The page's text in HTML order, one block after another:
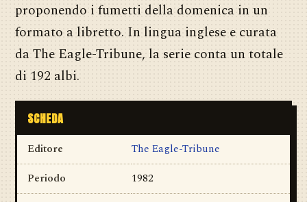
proponendo i fumetti della domenica in un
formato a libretto. In lingua inglese e curata
da The Eagle-Tribune, la serie conta un totale
di 192 albi.
SCHEDA
Editore
The Eagle-Tribune
Periodo
1982